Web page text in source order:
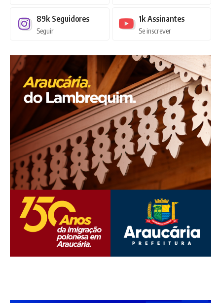
89k Seguidores
Seguir
1k Assinantes
Se inscrever